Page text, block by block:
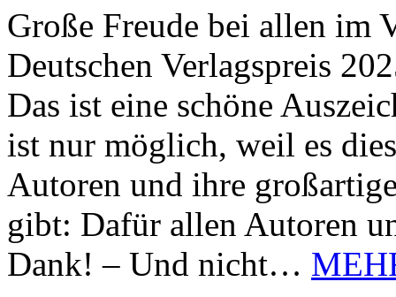
Große Freude bei allen im
Deutschen Verlagspreis
Das ist eine schöne
ist nur möglich, weil es
Autoren und ihre
gibt: Dafür allen Autoren
Dank! – Und nicht…